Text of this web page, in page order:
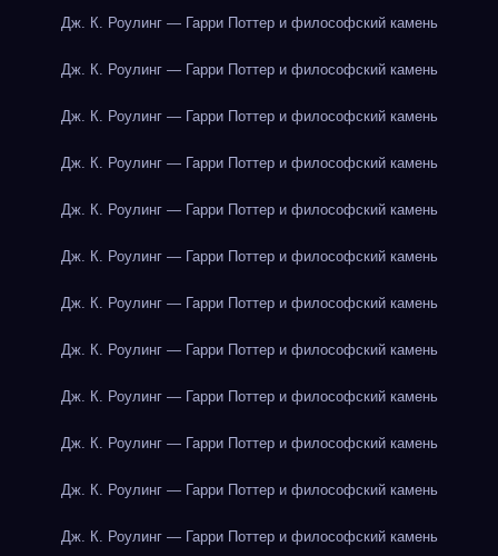
Дж. К. Роулинг — Гарри Поттер и философский камень
Дж. К. Роулинг — Гарри Поттер и философский камень
Дж. К. Роулинг — Гарри Поттер и философский камень
Дж. К. Роулинг — Гарри Поттер и философский камень
Дж. К. Роулинг — Гарри Поттер и философский камень
Дж. К. Роулинг — Гарри Поттер и философский камень
Дж. К. Роулинг — Гарри Поттер и философский камень
Дж. К. Роулинг — Гарри Поттер и философский камень
Дж. К. Роулинг — Гарри Поттер и философский камень
Дж. К. Роулинг — Гарри Поттер и философский камень
Дж. К. Роулинг — Гарри Поттер и философский камень
Дж. К. Роулинг — Гарри Поттер и философский камень